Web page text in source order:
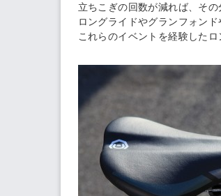
立ちこぎの回数が減れば、その
ロングライドやグランフォン
これらのイベントを経験した